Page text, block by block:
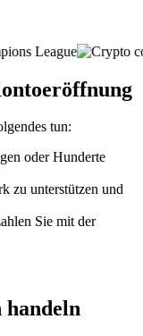
tun:
oder Hunderte
zu unterstützen und
Sie mit der